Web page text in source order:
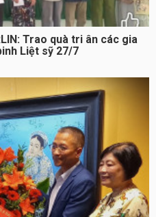
Trao quà tri ân các gia
Liệt sỹ 27/7